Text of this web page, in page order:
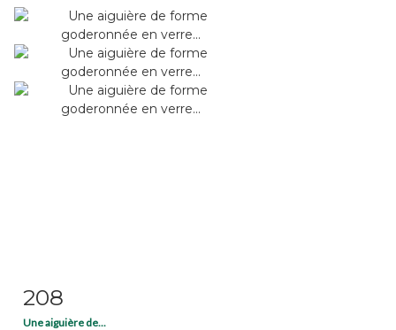
Fiche détaillée
208
Une aiguière de...